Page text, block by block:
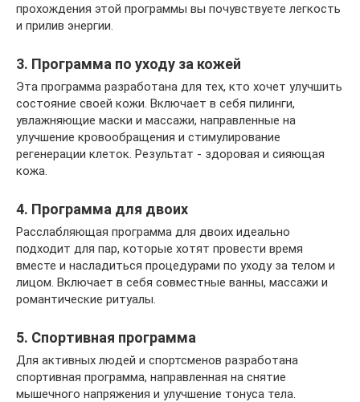
прохождения этой программы вы почувствуете легкость
и прилив энергии.
3. Программа по уходу за кожей
Эта программа разработана для тех, кто хочет улучшить
состояние своей кожи. Включает в себя пилинги,
увлажняющие маски и массажи, направленные на
улучшение кровообращения и стимулирование
регенерации клеток. Результат - здоровая и сияющая
кожа.
4. Программа для двоих
Расслабляющая программа для двоих идеально
подходит для пар, которые хотят провести время
вместе и насладиться процедурами по уходу за телом и
лицом. Включает в себя совместные ванны, массажи и
романтические ритуалы.
5. Спортивная программа
Для активных людей и спортсменов разработана
спортивная программа, направленная на снятие
мышечного напряжения и улучшение тонуса тела.